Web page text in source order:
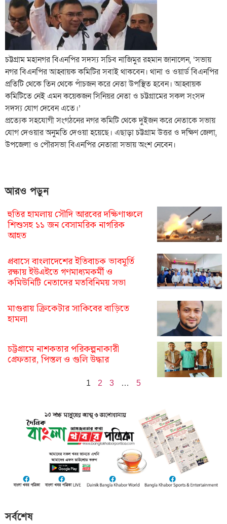
চট্টগ্রাম মহানগর বিএনপির সদস্য সচিব নাজিমুর রহমান জানালেন, ‘সভায়
নগর বিএনপির আহ্বায়ক কমিটির সবাই থাকবেন। থানা ও ওয়ার্ড বিএনপির
প্রতিটি থেকে তিন থেকে পাঁচজন করে নেতা উপস্থিত হবেন। আহ্বায়ক
কমিটিতে নেই এমন কয়েকজন সিনিয়র নেতা ও চট্টগ্রামের সকল সংসদ
সদস্য যোগ দেবেন এতে।’
প্রত্যেক সহযোগী সংগঠনের নগর কমিটি থেকে দুইজন করে নেতাকে সভায়
যোগ দেওয়ার অনুমতি দেওয়া হয়েছে। এছাড়া চট্টগ্রাম উত্তর ও দক্ষিণ জেলা,
উপজেলা ও পৌরসভা বিএনপির নেতারা সভায় অংশ নেবেন।
আরও পড়ুন
হুতির হামলায় সৌদি আরবের দক্ষিণাঞ্চলে
শিশুসহ ১১ জন বেসামরিক নাগরিক
আহত
প্রবাসে বাংলাদেশের ইতিবাচক ভাবমূর্তি
রক্ষায় ইউএইতে গণমাধ্যমকর্মী ও
কমিউনিটি নেতাদের মতবিনিময় সভা
মাগুরায় ক্রিকেটার সাকিবের বাড়িতে
হামলা
চট্টগ্রামে নাশকতার পরিকল্পনাকারী
গ্রেফতার, পিস্তল ও গুলি উদ্ধার
1 2 3 … 5
সর্বশেষ